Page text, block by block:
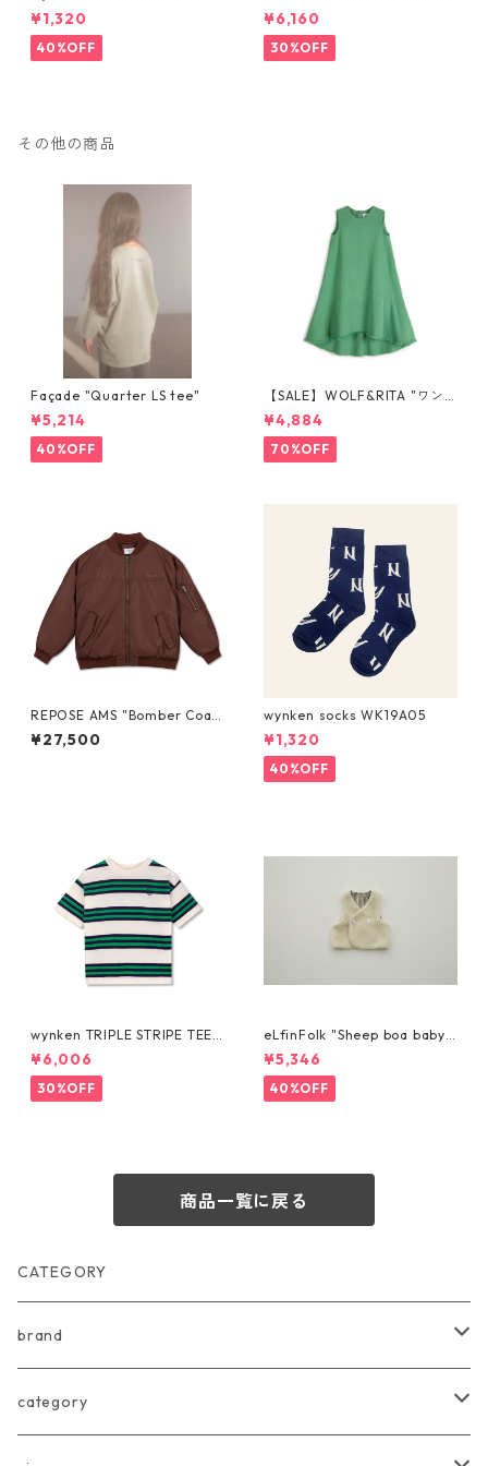
¥1,320
40%OFF
ker half pants [MP55C-173
6a]
¥6,160
30%OFF
その他の商品
Façade "Quarter LS tee"
¥5,214
40%OFF
【SALE】WOLF&RITA "ワン
ピース LAURA STONE GREE
N" 6y-12y
¥4,884
70%OFF
REPOSE AMS "Bomber Coa
t" 10Y- 16Y
¥27,500
wynken socks WK19A05
¥1,320
40%OFF
wynken TRIPLE STRIPE TEE
NAVY / GREEN 4y-12y WK2
0J25
¥6,006
30%OFF
eLfinFolk "Sheep boa baby
Vest (reversible)" (ivory) 10
0
¥5,346
40%OFF
商品一覧に戻る
CATEGORY
brand
arkakama
category